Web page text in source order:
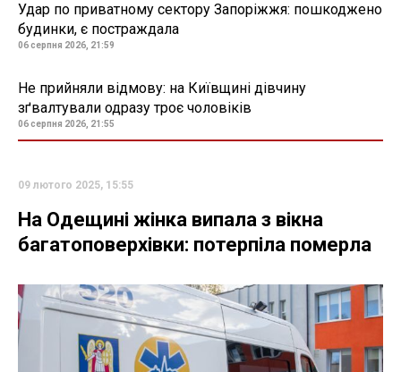
Удар по приватному сектору Запоріжжя: пошкоджено
будинки, є постраждала
06 серпня 2026, 21:59
Не прийняли відмову: на Київщині дівчину
зґвалтували одразу троє чоловіків
06 серпня 2026, 21:55
09 лютого 2025, 15:55
На Одещині жінка випала з вікна
багатоповерхівки: потерпіла померла